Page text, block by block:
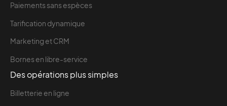
Paiements sans espèces
Tarification dynamique
Marketing et CRM
Bornes en libre-service
Des opérations plus simples
Billetterie en ligne